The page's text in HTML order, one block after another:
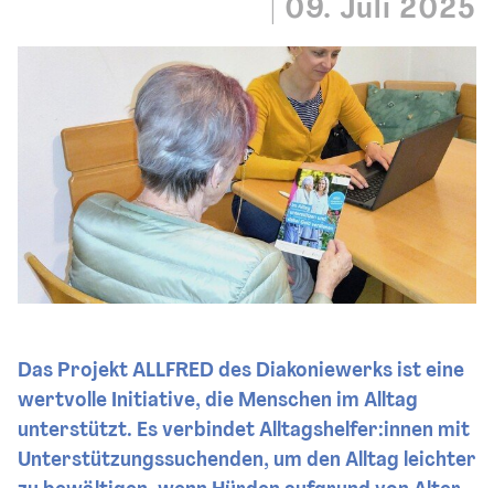
09. Juli 2025
Das Projekt ALLFRED des Diakoniewerks ist eine
wertvolle Initiative, die Menschen im Alltag
unterstützt. Es verbindet Alltagshelfer:innen mit
Unterstützungssuchenden, um den Alltag leichter